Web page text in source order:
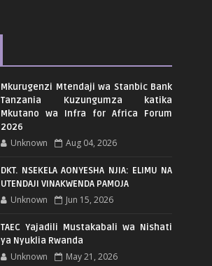
Mkurugenzi Mtendaji wa Stanbic Bank
Tanzania Kuzungumza katika
Mkutano wa Infra for Africa Forum
2026
Unknown Aug 04, 2026
DKT. NSEKELA AONYESHA NJIA: ELIMU NA
UTENDAJI VINAKWENDA PAMOJA
Unknown Jun 15, 2026
TAEC Yajadili Mustakabali wa Nishati
ya Nyuklia Rwanda
Unknown May 21, 2026